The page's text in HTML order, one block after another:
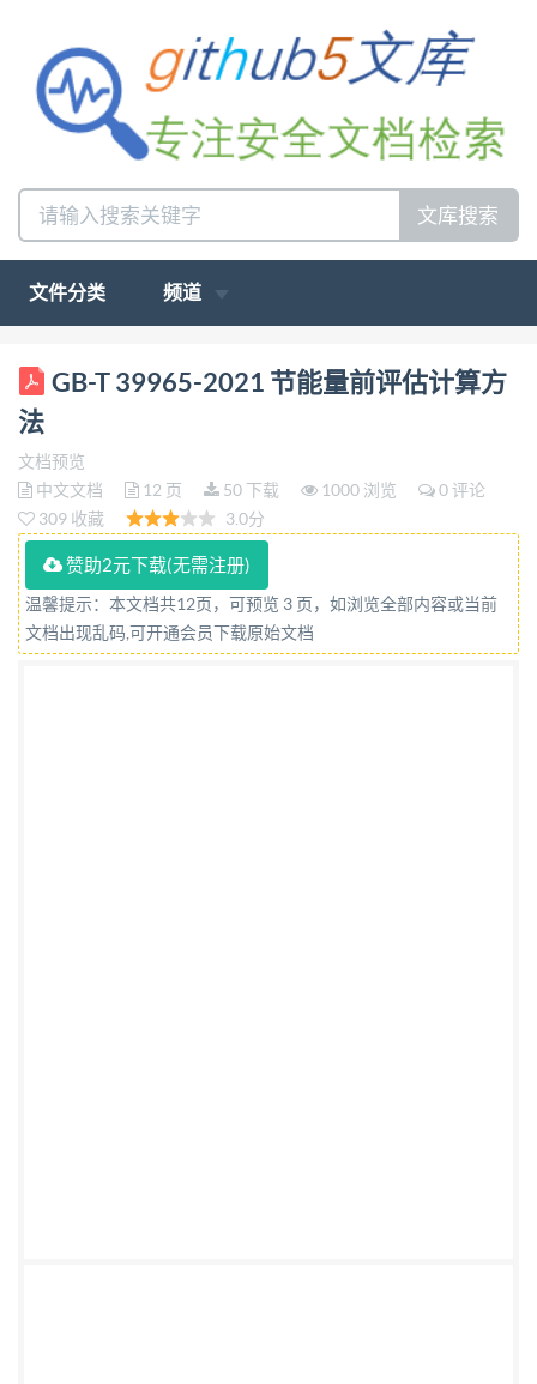
文库搜索
文件分类 频道
ICS27.010 F01 GB 中华人民共和国国家标准
GB/T39965—2021 节能量前评估计算方法 General
methods for energy savings pre-assessment (ISO
50046:2019,General quantification methods for
predicted energy savings,NEQ) 2021-03-09发布
2021-10-01实施 国家市场监督管理总局 发布 国家标
准化管理委员会
GB-T 39965-2021 节能量前评估计算方
法
文档预览
中文文档
12 页 50 下载 1000 浏览
0 评论
309 收藏
3.0分
赞助2元下载(无需注册)
温馨提示：本文档共12页，可预览 3 页，如浏览全部内容或当前
文档出现乱码,可开通会员下载原始文档